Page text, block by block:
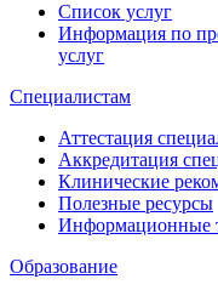
Список услуг
Информация по
услуг
Специалистам
Аттестация
Аккредитация
Клинические
Полезные ресурсы
Информационные
Образование